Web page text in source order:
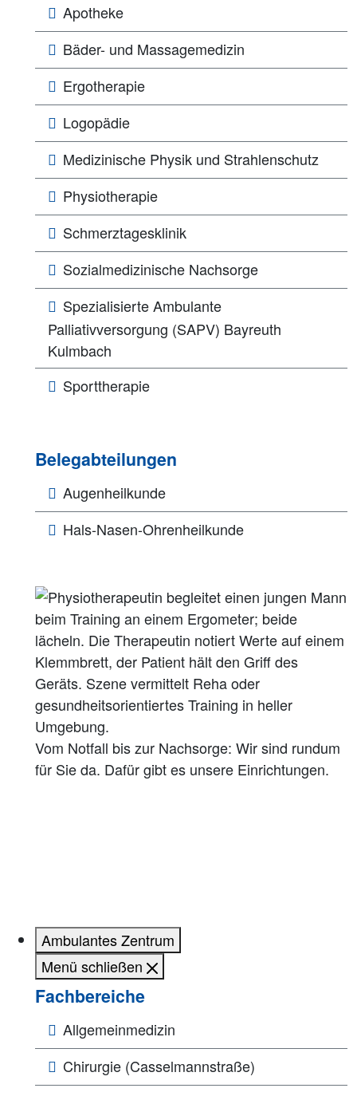
Apotheke
Bäder- und Massagemedizin
Ergotherapie
Logopädie
Medizinische Physik und Strahlenschutz
Physiotherapie
Schmerztagesklinik
Sozialmedizinische Nachsorge
Spezialisierte Ambulante
Palliativversorgung (SAPV) Bayreuth
Kulmbach
Sporttherapie
Belegabteilungen
Augenheilkunde
Hals-Nasen-Ohrenheilkunde
Vom Notfall bis zur Nachsorge: Wir sind rundum
für Sie da. Dafür gibt es unsere Einrichtungen.
Ambulantes Zentrum
Menü schließen
Fachbereiche
Allgemeinmedizin
Chirurgie (Casselmannstraße)